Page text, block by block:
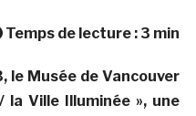
Temps de lecture : 3 min
le Musée de Vancouver
la Ville Illuminée », une